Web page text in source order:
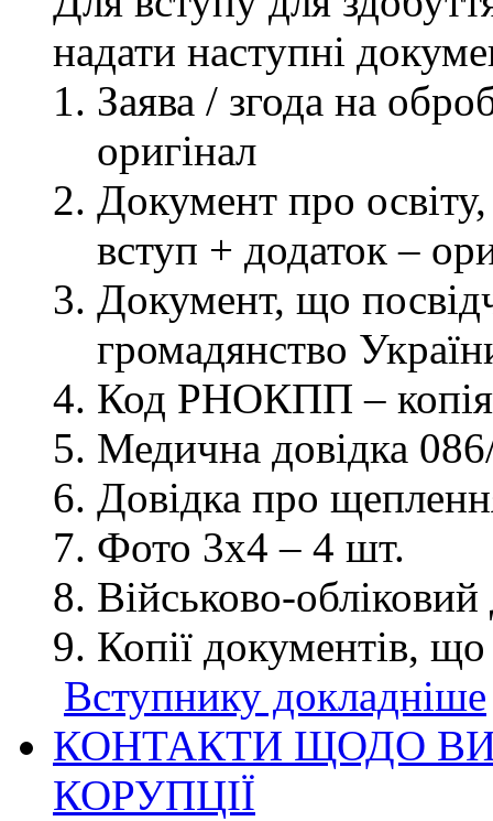
надати наступні
Заява / згода на
оригінал
Документ про освіту,
вступ + додаток –
Документ, що
громадянство
Код РНОКПП – копія
Медична довідка
Довідка про
Фото 3х4 – 4 шт.
Військово-
Копії документів,
Вступнику докладніше
КОНТАКТИ ЩОДО
КОРУПЦІЇ